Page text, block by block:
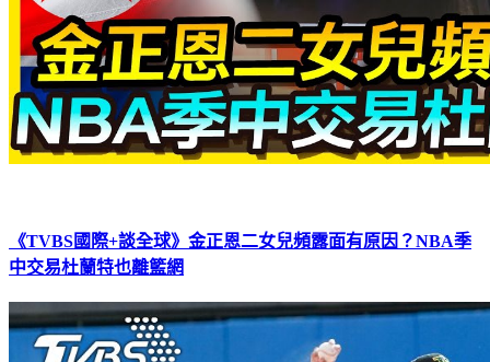
《TVBS國際+談全球》金正恩二女兒頻露面有原因？NBA季
中交易杜蘭特也離籃網